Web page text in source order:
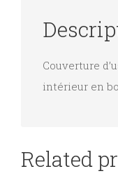
Couverture
intérieur en
Related